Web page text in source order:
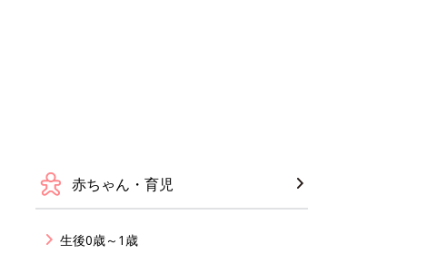
赤ちゃん・育児
生後0歳～1歳